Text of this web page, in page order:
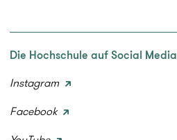
Die Hochschule auf Social Media
Instagram
Facebook